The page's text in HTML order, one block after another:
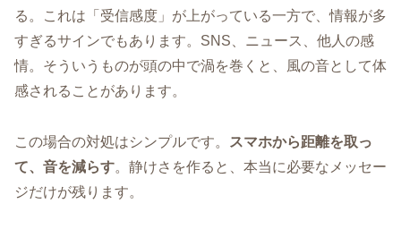
る。これは「受信感度」が上がっている一方で、情報が多
すぎるサインでもあります。SNS、ニュース、他人の感
情。そういうものが頭の中で渦を巻くと、風の音として体
感されることがあります。
この場合の対処はシンプルです。
スマホから距離を取っ
て、音を減らす。静けさを作ると、本当に必要なメッセー
ジだけが残ります。